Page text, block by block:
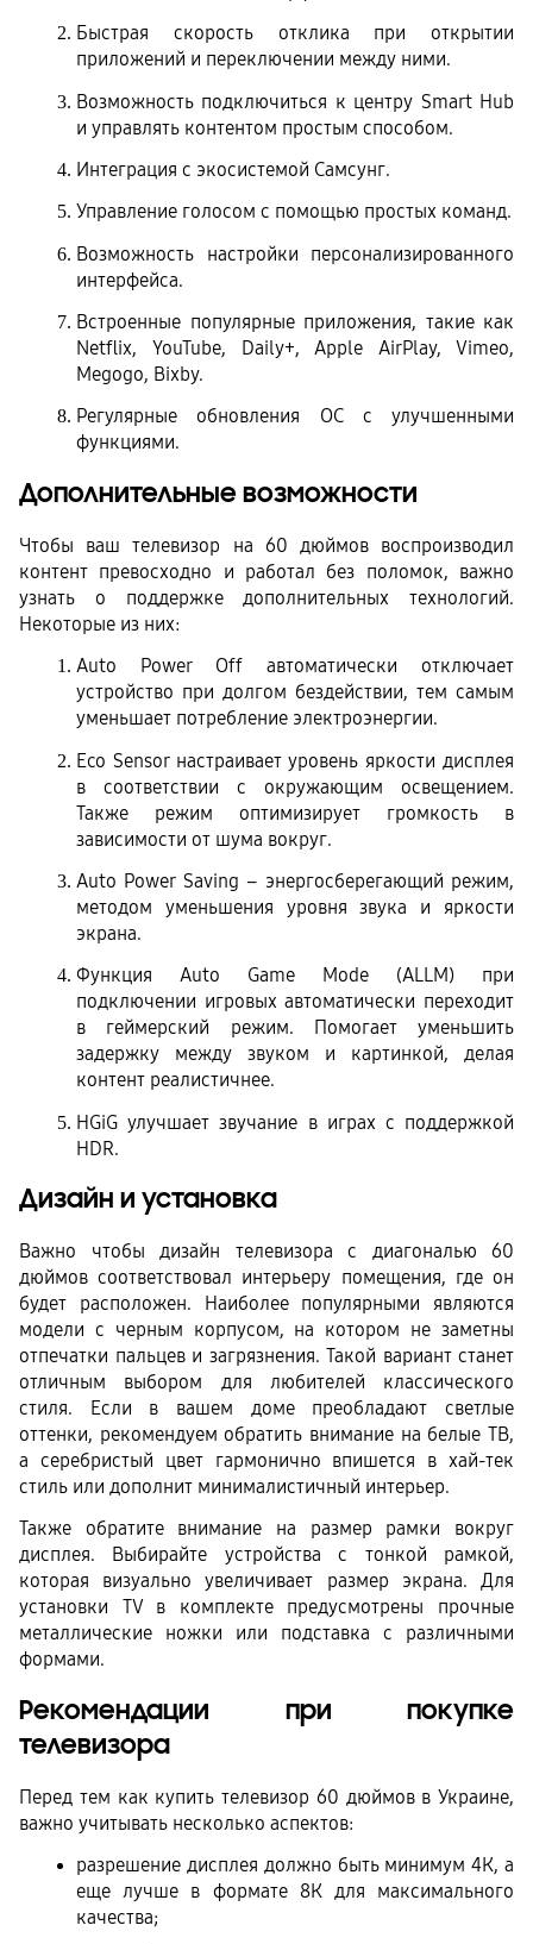
Быстрая скорость отклика при открытии
приложений и переключении между ними.
Возможность подключиться к центру Smart Hub
и управлять контентом простым способом.
Интеграция с экосистемой Самсунг.
Управление голосом с помощью простых команд.
Возможность настройки персонализированного
интерфейса.
Встроенные популярные приложения, такие как
Netflix, YouTube, Daily+, Apple AirPlay, Vimeo,
Megogo, Bixby.
Регулярные обновления ОС с улучшенными
функциями.
Дополнительные возможности
Чтобы ваш телевизор на 60 дюймов воспроизводил
контент превосходно и работал без поломок, важно
узнать о поддержке дополнительных технологий.
Некоторые из них:
Auto Power Off автоматически отключает
устройство при долгом бездействии, тем самым
уменьшает потребление электроэнергии.
Eco Sensor настраивает уровень яркости дисплея
в соответствии с окружающим освещением.
Также режим оптимизирует громкость в
зависимости от шума вокруг.
Auto Power Saving – энергосберегающий режим,
методом уменьшения уровня звука и яркости
экрана.
Функция Auto Game Mode (ALLM) при
подключении игровых автоматически переходит
в геймерский режим. Помогает уменьшить
задержку между звуком и картинкой, делая
контент реалистичнее.
HGiG улучшает звучание в играх с поддержкой
HDR.
Дизайн и установка
Важно чтобы дизайн телевизора с диагональю 60
дюймов соответствовал интерьеру помещения, где он
будет расположен. Наиболее популярными являются
модели с черным корпусом, на котором не заметны
отпечатки пальцев и загрязнения. Такой вариант станет
отличным выбором для любителей классического
стиля. Если в вашем доме преобладают светлые
оттенки, рекомендуем обратить внимание на белые ТВ,
а серебристый цвет гармонично впишется в хай-тек
стиль или дополнит минималистичный интерьер.
Также обратите внимание на размер рамки вокруг
дисплея. Выбирайте устройства с тонкой рамкой,
которая визуально увеличивает размер экрана. Для
установки TV в комплекте предусмотрены прочные
металлические ножки или подставка с различными
формами.
Рекомендации при покупке
телевизора
Перед тем как купить телевизор 60 дюймов в Украине,
важно учитывать несколько аспектов:
разрешение дисплея должно быть минимум 4К, а
еще лучше в формате 8К для максимального
качества;